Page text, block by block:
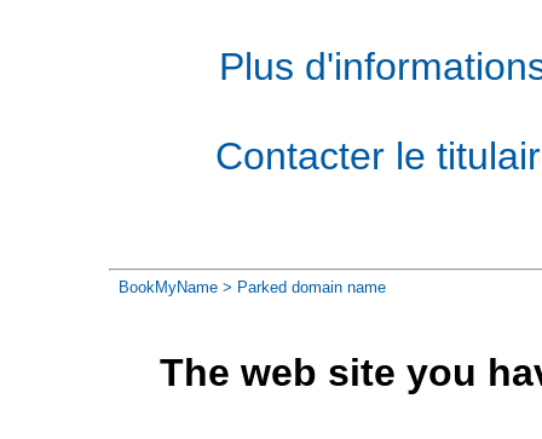
Plus
Contacter le
BookMyName > Parked domain name
The web site you